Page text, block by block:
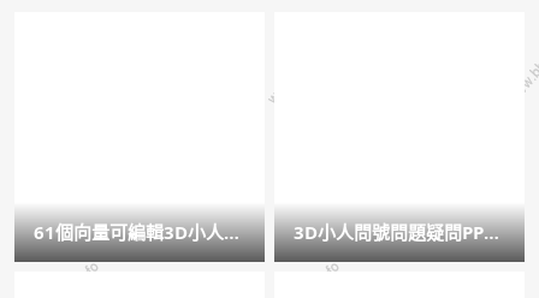
61個向量可編輯3D小人PP
T素材
3D小人問號問題疑問PPT
圖片素材